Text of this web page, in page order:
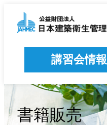
講習会情報
書籍販売